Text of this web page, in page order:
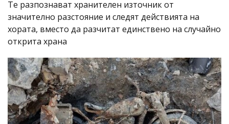
Те разпознават хранителен източник от
значително разстояние и следят действията на
хората, вместо да разчитат единствено на случайно
открита храна